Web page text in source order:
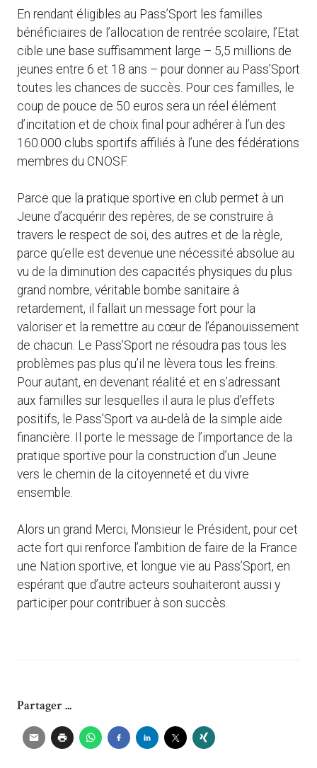
En rendant éligibles au Pass’Sport les familles
bénéficiaires de l’allocation de rentrée scolaire, l’Etat
cible une base suffisamment large – 5,5 millions de
jeunes entre 6 et 18 ans – pour donner au Pass’Sport
toutes les chances de succès. Pour ces familles, le
coup de pouce de 50 euros sera un réel élément
d’incitation et de choix final pour adhérer à l’un des
160.000 clubs sportifs affiliés à l’une des fédérations
membres du CNOSF.
Parce que la pratique sportive en club permet à un
Jeune d’acquérir des repères, de se construire à
travers le respect de soi, des autres et de la règle,
parce qu’elle est devenue une nécessité absolue au
vu de la diminution des capacités physiques du plus
grand nombre, véritable bombe sanitaire à
retardement, il fallait un message fort pour la
valoriser et la remettre au cœur de l’épanouissement
de chacun. Le Pass’Sport ne résoudra pas tous les
problèmes pas plus qu’il ne lèvera tous les freins.
Pour autant, en devenant réalité et en s’adressant
aux familles sur lesquelles il aura le plus d’effets
positifs, le Pass’Sport va au-delà de la simple aide
financière. Il porte le message de l’importance de la
pratique sportive pour la construction d’un Jeune
vers le chemin de la citoyenneté et du vivre
ensemble.
Alors un grand Merci, Monsieur le Président, pour cet
acte fort qui renforce l’ambition de faire de la France
une Nation sportive, et longue vie au Pass’Sport, en
espérant que d’autre acteurs souhaiteront aussi y
participer pour contribuer à son succès.
Partager ...